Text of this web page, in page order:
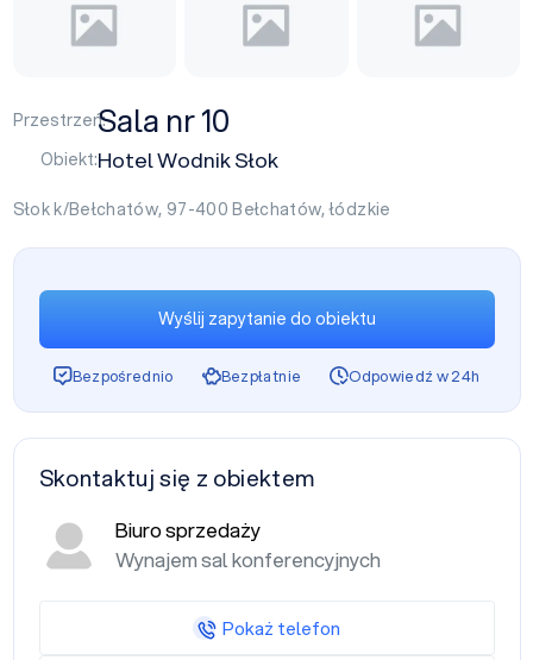
Przestrzeń:Sala nr 10
Obiekt:Hotel Wodnik Słok
Słok k/Bełchatów, 97-400Bełchatów,łódzkie
Wyślij zapytanie do obiektu
Bezpośrednio Bezpłatnie Odpowiedź w 24h
Skontaktuj się z obiektem
Biuro sprzedaży
Wynajem sal konferencyjnych
Pokaż telefon